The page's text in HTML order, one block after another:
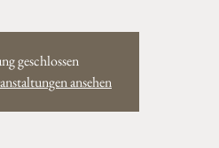
geschlossen
ansehen